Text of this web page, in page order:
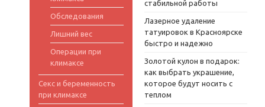
Обследования
Лишний вес
Операции при
климаксе
Секс и беременность
при климаксе
стабильной работы
Лазерное удаление
татуировок в Красноярске
быстро и надежно
Золотой кулон в подарок:
как выбрать украшение,
которое будут носить с
теплом